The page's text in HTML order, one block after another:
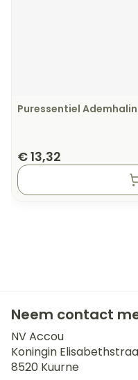
Puressentiel
€ 13,32
Neem contact
NV Accou
Koningin
8520 Kuurne